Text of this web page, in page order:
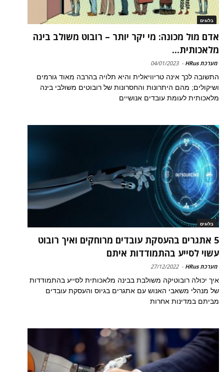
בלוגים
אדם מול מכונה: מי יקר יותר – רובוט משולב בינה
מלאכותית...
מערכת HRus -
04/01/2023
התשובה לכך אינה טריוויאלית והיא תלויה בהרבה מאוד גורמים
ושיקולים; מהם היתרונות והחסרונות של רובוטים משולבי בינה
מלאכותית לעומת עובדים אנושיים
בלוגים
5 אתגרים בהעסקת עובדים מרוחקים ואיך רובוט
עשוי לסייע בהתמודדות איתם
מערכת HRus -
27/12/2022
איך יכולה רובוטיקה משולבת בבינה מלאכותית לסייע בהתמודדות
של מנהלי משאבי האנוש עם אתגרים בגיוס והעסקת עובדים
מביתם במדינות אחרות